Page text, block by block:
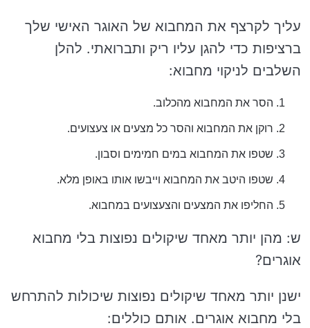
עליך לקרצף את המחבוא של האוגר האישי שלך
ברציפות כדי להגן עליו ריק ותברואתי. להלן
השלבים לניקוי מחבוא:
הסר את המחבוא מהכלוב.
רוקן את המחבוא והסר כל מצעים או צעצועים.
שטפו את המחבוא במים חמימים וסבון.
שטפו היטב את המחבוא וייבשו אותו באופן מלא.
החליפו את המצעים והצעצועים במחבוא.
ש: מהן יותר מאחד שיקולים נפוצות בלי מחבוא
אוגרים?
ישנן יותר מאחד שיקולים נפוצות שיכולות להתרחש
בלי מחבוא אוגרים. אותם כוללים: